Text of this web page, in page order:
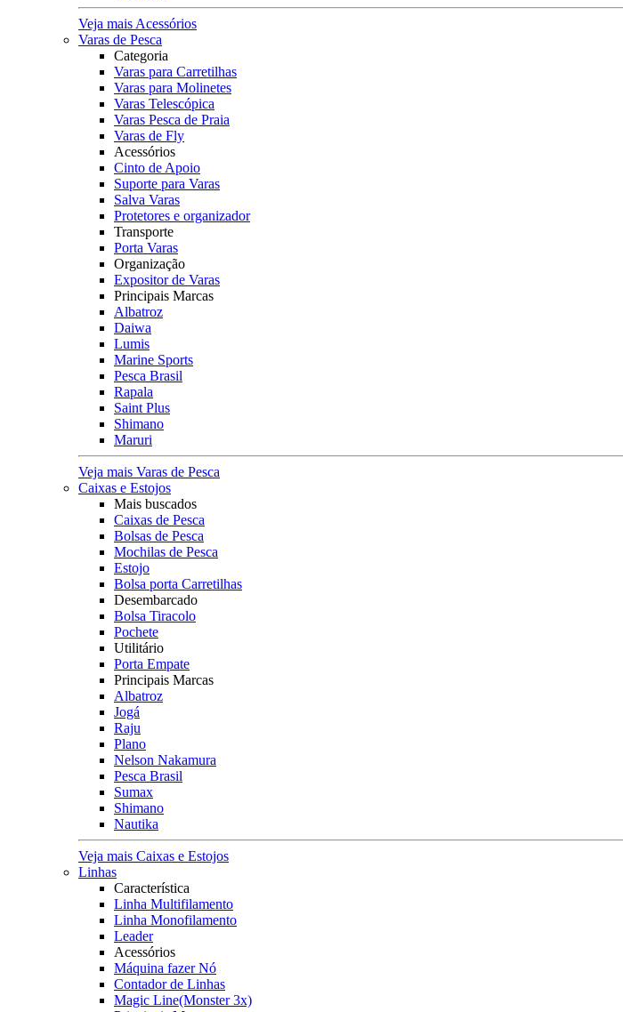
Veja mais Acessórios
Varas de Pesca
Categoria
Varas para Carretilhas
Varas para Molinetes
Varas Telescópica
Varas Pesca de Praia
Varas de Fly
Acessórios
Cinto de Apoio
Suporte para Varas
Salva Varas
Protetores e organizador
Transporte
Porta Varas
Organização
Expositor de Varas
Principais Marcas
Albatroz
Daiwa
Lumis
Marine Sports
Pesca Brasil
Rapala
Saint Plus
Shimano
Maruri
Veja mais Varas de Pesca
Caixas e Estojos
Mais buscados
Caixas de Pesca
Bolsas de Pesca
Mochilas de Pesca
Estojo
Bolsa porta Carretilhas
Desembarcado
Bolsa Tiracolo
Pochete
Utilitário
Porta Empate
Principais Marcas
Albatroz
Jogá
Raju
Plano
Nelson Nakamura
Pesca Brasil
Sumax
Shimano
Nautika
Veja mais Caixas e Estojos
Linhas
Característica
Linha Multifilamento
Linha Monofilamento
Leader
Acessórios
Máquina fazer Nó
Contador de Linhas
Magic Line(Monster 3x)